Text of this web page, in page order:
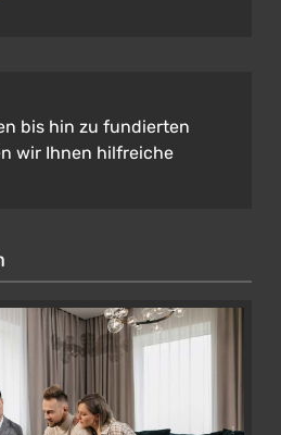
bis hin zu fundierten
wir Ihnen hilfreiche